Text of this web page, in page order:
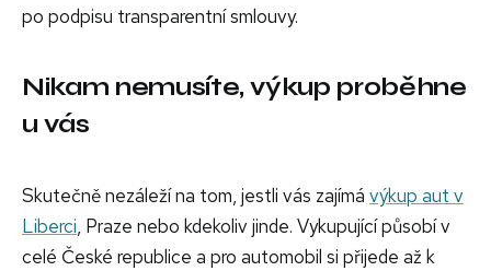
po podpisu transparentní smlouvy.
Nikam nemusíte, výkup proběhne
u vás
Skutečně nezáleží na tom, jestli vás zajímá výkup aut v
Liberci, Praze nebo kdekoliv jinde. Vykupující působí v
celé České republice a pro automobil si přijede až k